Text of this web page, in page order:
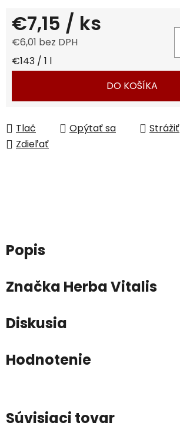
€7,15 / ks
€6,01 bez DPH
Jednotková cena:
€143 / 1 l
DO KOŠÍKA
Tlač Opýtať sa
Strážiť
Zdieľať
Popis
Značka Herba Vitalis
Diskusia
Hodnotenie
Súvisiaci tovar